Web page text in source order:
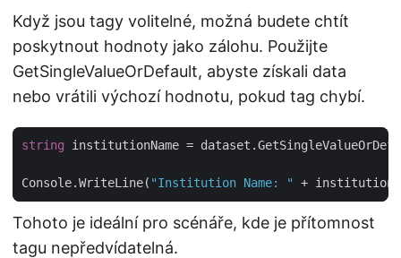
Když jsou tagy volitelné, možná budete chtít
poskytnout hodnoty jako zálohu. Použijte
GetSingleValueOrDefault, abyste získali data
nebo vrátili výchozí hodnotu, pokud tag chybí.
string institutionName =
Console.WriteLine( "Institution Name: "
Tohoto je ideální pro scénáře, kde je přítomnost
tagu nepředvídatelná.